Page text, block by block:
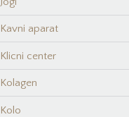
Kavni aparat
Klicni center
Kolagen
Kolo